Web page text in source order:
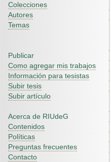
Colecciones
Autores
Temas
Publicar
Como agregar mis trabajos
Información para tesistas
Subir tesis
Subir artículo
Acerca de RIUdeG
Contenidos
Políticas
Preguntas frecuentes
Contacto